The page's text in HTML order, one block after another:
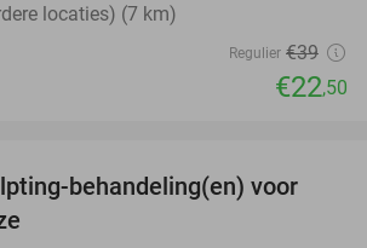
locaties) (7 km)
Regulier €39
€22,50
71%
behandeling(en) voor